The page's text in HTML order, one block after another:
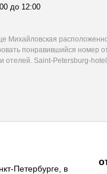
до 12:00
Михайловская
понравившийся номер
Saint-Petersburg-
Петербурге, в